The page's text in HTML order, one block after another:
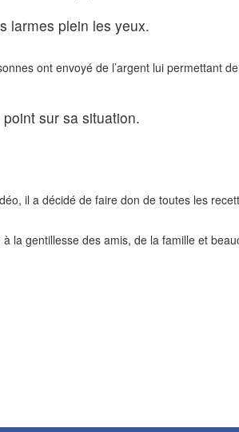
larmes plein les yeux.
ont envoyé de l’argent lui permettant de
sur sa situation.
il a décidé de faire don de toutes les
la gentillesse des amis, de la famille et